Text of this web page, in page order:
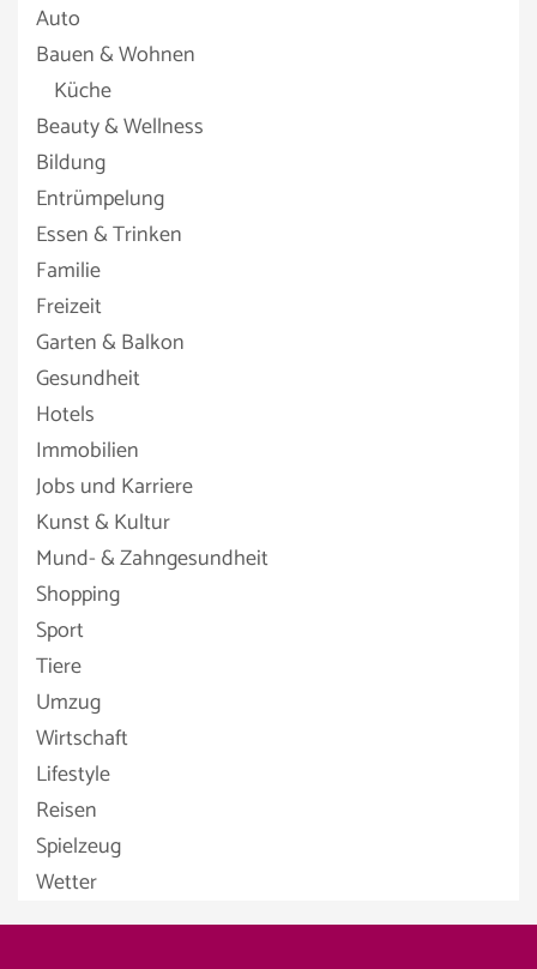
Auto
Bauen & Wohnen
Küche
Beauty & Wellness
Bildung
Entrümpelung
Essen & Trinken
Familie
Freizeit
Garten & Balkon
Gesundheit
Hotels
Immobilien
Jobs und Karriere
Kunst & Kultur
Mund- & Zahngesundheit
Shopping
Sport
Tiere
Umzug
Wirtschaft
Lifestyle
Reisen
Spielzeug
Wetter